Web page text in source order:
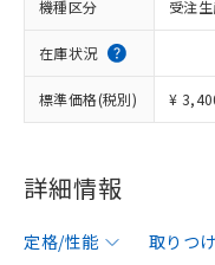
機種区分 受注
在庫状況
標準価格(税別) ¥
詳細情報
定格/性能 取りつ